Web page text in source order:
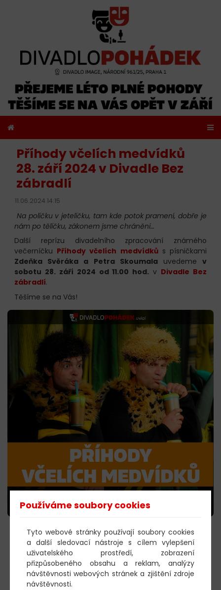
Příhody včelích medvídků
28. září 2024 v Divadle Bez
zábradlí
11.06.2024 14:15
Na políčku v jetelíčku, tam kde potok pramení, dobře je
nám po tělíčku, zákonem jsme chráněni…
Další reprízu divadelního zpracování známého
večerníčku Příhody včelích medvídkůs písničkami
Zdeňka Svěráka a Petra Skoumalauvedemev
sobotu 28. září 2024 od 11.00 hod. v Divadle Bez
zábradlí.
Těšíme se na Vás!
KOUPIT VSTUPENKY
Používáme soubory cookies
Tyto webové stránky používají soubory cookies
a další sledovací nástroje s cílem vylepšení
uživatelského prostředí, zobrazení
přizpůsobeného obsahu a reklam, analýzy
návštěvnosti webových stránek a zjištění zdroje
návštěvnosti.